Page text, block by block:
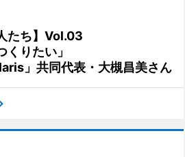
たち】Vol.03
くりたい」
」共同代表・大槻昌美さん